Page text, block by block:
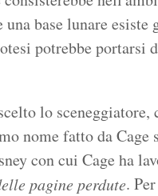
base lunare esiste
potrebbe portarsi
lo sceneggiatore,
nome fatto da Cage
con cui Cage ha
pagine perdute.